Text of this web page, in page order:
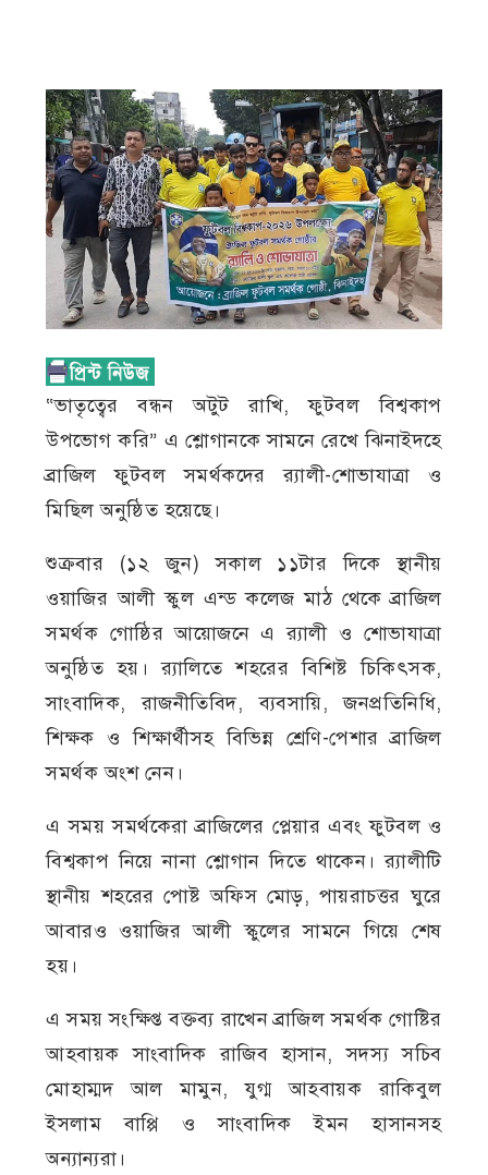
‎“ভাতৃত্বের বন্ধন অটুট রাখি, ফুটবল বিশ্বকাপ
উপভোগ করি” এ শ্লোগানকে সামনে রেখে ঝিনাইদহে
ব্রাজিল ফুটবল সমর্থকদের র‌্যালী-শোভাযাত্রা ও
মিছিল অনুষ্ঠিত হয়েছে।
শুক্রবার (১২ জুন) সকাল ১১টার দিকে স্থানীয়
ওয়াজির আলী স্কুল এন্ড কলেজ মাঠ থেকে ব্রাজিল
সমর্থক গোষ্ঠির আয়োজনে এ র‌্যালী ও শোভাযাত্রা
অনুষ্ঠিত হয়। র‌্যালিতে শহরের বিশিষ্ট চিকিৎসক,
সাংবাদিক, রাজনীতিবিদ, ব্যবসায়ি, জনপ্রতিনিধি,
শিক্ষক ও শিক্ষার্থীসহ বিভিন্ন শ্রেণি-পেশার ব্রাজিল
সমর্থক অংশ নেন।
‎এ সময় সমর্থকেরা ব্রাজিলের প্লেয়ার এবং ফুটবল ও
বিশ্বকাপ নিয়ে নানা শ্লোগান দিতে থাকেন। র‌্যালীটি
স্থানীয় শহরের পোষ্ট অফিস মোড়, পায়রাচত্তর ঘুরে
আবারও ওয়াজির আলী স্কুলের সামনে গিয়ে শেষ
হয়।
‎এ সময় সংক্ষিপ্ত বক্তব্য রাখেন ব্রাজিল সমর্থক গোষ্টির
আহবায়ক সাংবাদিক রাজিব হাসান, সদস্য সচিব
মোহাম্মদ আল মামুন, যুগ্ম আহবায়ক রাকিবুল
ইসলাম বাপ্পি ও সাংবাদিক ইমন হাসানসহ
অন্যান্যরা।